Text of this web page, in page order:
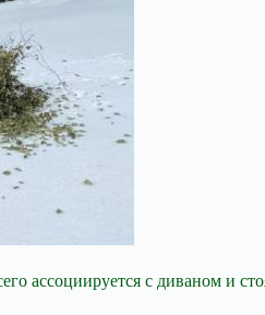
ассоциируется с диваном и